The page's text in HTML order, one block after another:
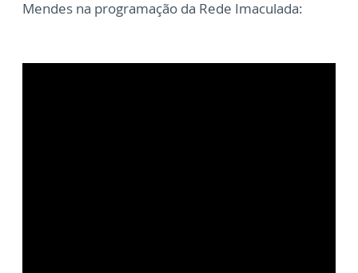
Mendes na programação da Rede Imaculada: